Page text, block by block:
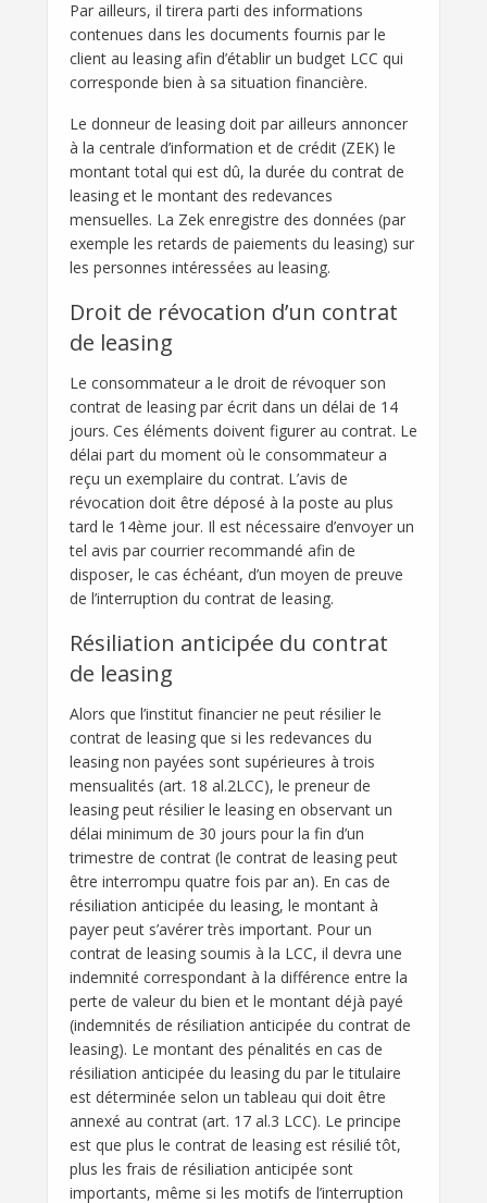
Par ailleurs, il tirera parti des informations
contenues dans les documents fournis par le
client au leasing afin d’établir un budget LCC qui
corresponde bien à sa situation financière.
Le donneur de leasing doit par ailleurs annoncer
à la centrale d’information et de crédit (ZEK) le
montant total qui est dû, la durée du contrat de
leasing et le montant des redevances
mensuelles. La Zek enregistre des données (par
exemple les retards de paiements du leasing) sur
les personnes intéressées au leasing.
Droit de révocation d’un contrat
de leasing
Le consommateur a le droit de révoquer son
contrat de leasing par écrit dans un délai de 14
jours. Ces éléments doivent figurer au contrat. Le
délai part du moment où le consommateur a
reçu un exemplaire du contrat. L’avis de
révocation doit être déposé à la poste au plus
tard le 14ème jour. Il est nécessaire d’envoyer un
tel avis par courrier recommandé afin de
disposer, le cas échéant, d’un moyen de preuve
de l’interruption du contrat de leasing.
Résiliation anticipée du contrat
de leasing
Alors que l’institut financier ne peut résilier le
contrat de leasing que si les redevances du
leasing non payées sont supérieures à trois
mensualités (art. 18 al.2LCC), le preneur de
leasing peut résilier le leasing en observant un
délai minimum de 30 jours pour la fin d’un
trimestre de contrat (le contrat de leasing peut
être interrompu quatre fois par an). En cas de
résiliation anticipée du leasing, le montant à
payer peut s’avérer très important. Pour un
contrat de leasing soumis à la LCC, il devra une
indemnité correspondant à la différence entre la
perte de valeur du bien et le montant déjà payé
(indemnités de résiliation anticipée du contrat de
leasing). Le montant des pénalités en cas de
résiliation anticipée du leasing du par le titulaire
est déterminée selon un tableau qui doit être
annexé au contrat (art. 17 al.3 LCC). Le principe
est que plus le contrat de leasing est résilié tôt,
plus les frais de résiliation anticipée sont
importants, même si les motifs de l’interruption